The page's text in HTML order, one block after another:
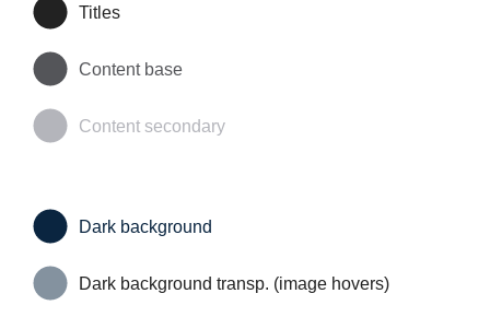
Titles
Content base
Content secondary
Dark background
Dark background transp. (image hovers)